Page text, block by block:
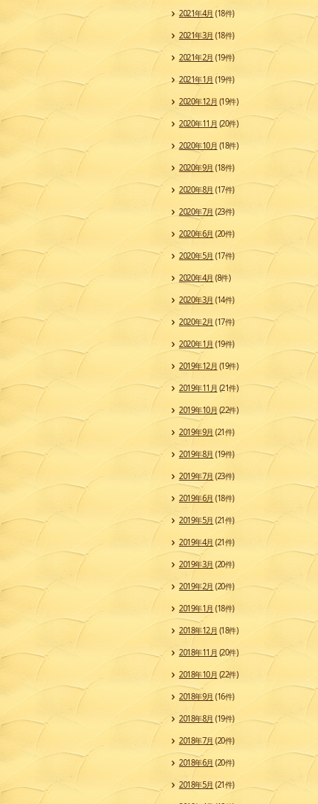
2021年4月 (18件)
2021年3月 (18件)
2021年2月 (19件)
2021年1月 (19件)
2020年12月 (19件)
2020年11月 (20件)
2020年10月 (18件)
2020年9月 (18件)
2020年8月 (17件)
2020年7月 (23件)
2020年6月 (20件)
2020年5月 (17件)
2020年4月 (8件)
2020年3月 (14件)
2020年2月 (17件)
2020年1月 (19件)
2019年12月 (19件)
2019年11月 (21件)
2019年10月 (22件)
2019年9月 (21件)
2019年8月 (19件)
2019年7月 (23件)
2019年6月 (18件)
2019年5月 (21件)
2019年4月 (21件)
2019年3月 (20件)
2019年2月 (20件)
2019年1月 (18件)
2018年12月 (18件)
2018年11月 (20件)
2018年10月 (22件)
2018年9月 (16件)
2018年8月 (19件)
2018年7月 (20件)
2018年6月 (20件)
2018年5月 (21件)